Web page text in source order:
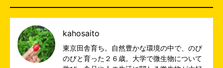
kahosaito
東京田舎育ち。自然豊かな環境の中で、のび
のびと育った２６歳。大学で微生物について